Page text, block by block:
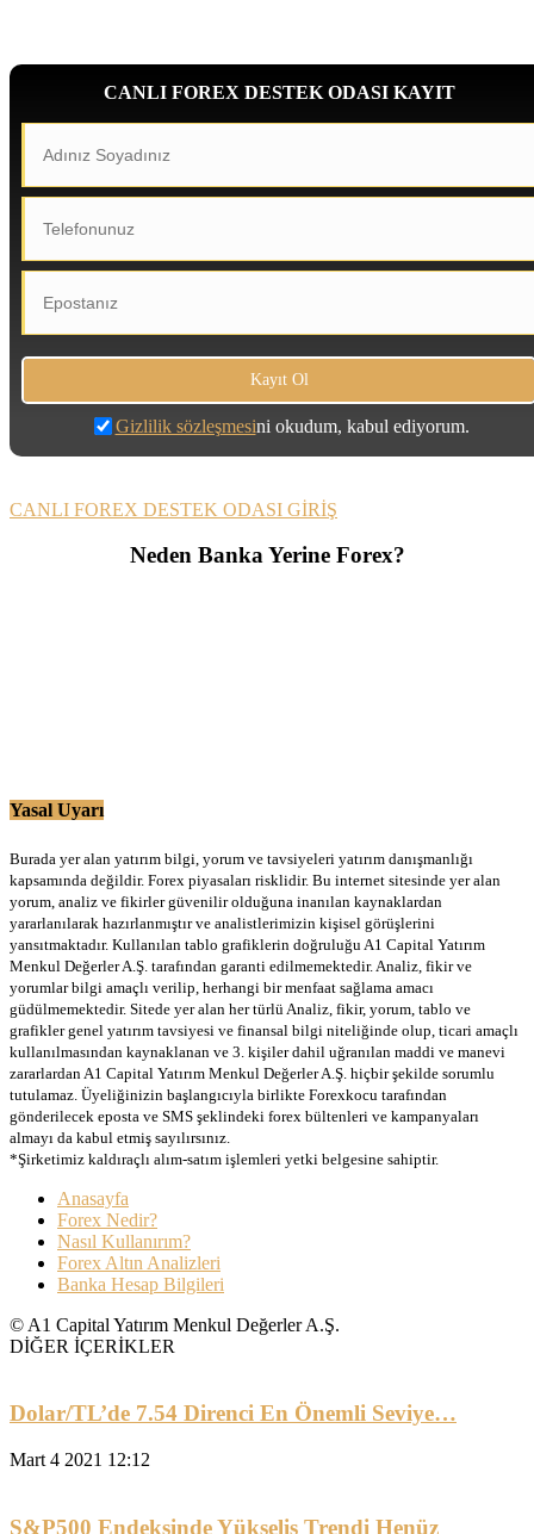
CANLI FOREX DESTEK ODASI KAYIT
Gizlilik sözleşmesini okudum, kabul ediyorum.
CANLI FOREX DESTEK ODASI GİRİŞ
Neden Banka Yerine Forex?
Yasal Uyarı
Burada yer alan yatırım bilgi, yorum ve tavsiyeleri yatırım danışmanlığı
kapsamında değildir. Forex piyasaları risklidir. Bu internet sitesinde yer alan
yorum, analiz ve fikirler güvenilir olduğuna inanılan kaynaklardan
yararlanılarak hazırlanmıştır ve analistlerimizin kişisel görüşlerini
yansıtmaktadır. Kullanılan tablo grafiklerin doğruluğu A1 Capital Yatırım
Menkul Değerler A.Ş. tarafından garanti edilmemektedir. Analiz, fikir ve
yorumlar bilgi amaçlı verilip, herhangi bir menfaat sağlama amacı
güdülmemektedir. Sitede yer alan her türlü Analiz, fikir, yorum, tablo ve
grafikler genel yatırım tavsiyesi ve finansal bilgi niteliğinde olup, ticari amaçlı
kullanılmasından kaynaklanan ve 3. kişiler dahil uğranılan maddi ve manevi
zararlardan A1 Capital Yatırım Menkul Değerler A.Ş. hiçbir şekilde sorumlu
tutulamaz. Üyeliğinizin başlangıcıyla birlikte Forexkocu tarafından
gönderilecek eposta ve SMS şeklindeki forex bültenleri ve kampanyaları
almayı da kabul etmiş sayılırsınız.
*Şirketimiz kaldıraçlı alım-satım işlemleri yetki belgesine sahiptir.
Anasayfa
Forex Nedir?
Nasıl Kullanırım?
Forex Altın Analizleri
Banka Hesap Bilgileri
© A1 Capital Yatırım Menkul Değerler A.Ş.
DİĞER İÇERİKLER
Dolar/TL’de 7.54 Direnci En Önemli Seviye…
Mart 4 2021 12:12
S&P500 Endeksinde Yükseliş Trendi Henüz